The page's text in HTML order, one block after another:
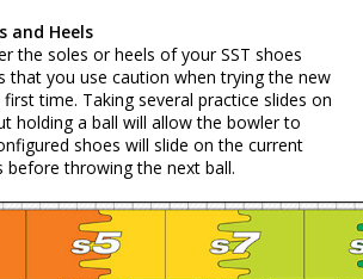
and Heels
the soles or heels of your SST shoes
that you use caution when trying the new
time. Taking several practice slides on
holding a ball will allow the bowler to
shoes will slide on the current
before throwing the next ball.